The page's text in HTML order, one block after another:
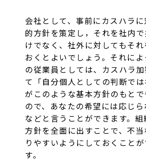
会社として、事前にカスハラ
的方針を策定し，それを社内
けでなく、社外に対してもそ
おくとよいでしょう。それによ
の従業員としては、カスハラ
て「自分個人としての判断で
がこのような基本方針のもとで
ので、あなたの希望には応じら
などと言うことができます。組
方針を全面に出すことで、不
りやすいようにしておくこと
す。